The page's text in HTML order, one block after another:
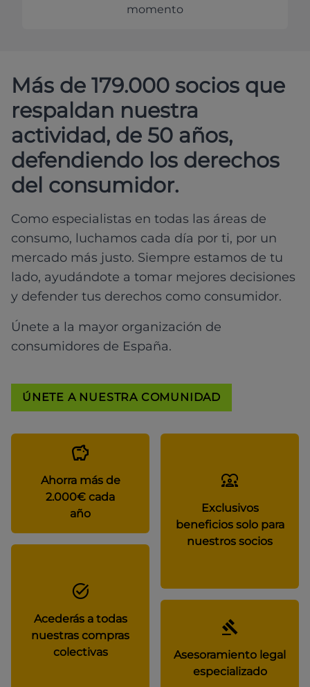
momento
Más de 179.000 socios que
respaldan nuestra
actividad, de 50 años,
defendiendo los derechos
del consumidor.
Como especialistas en todas las áreas de
consumo, luchamos cada día por ti, por un
mercado más justo. Siempre estamos de tu
lado, ayudándote a tomar mejores decisiones
y defender tus derechos como consumidor.
Únete a la mayor organización de
consumidores de España.
ÚNETE A NUESTRA COMUNIDAD
Ahorra más de
2.000€ cada
año
Exclusivos
beneficios solo para
nuestros socios
Acederás a todas
nuestras compras
colectivas
Asesoramiento legal
especializado